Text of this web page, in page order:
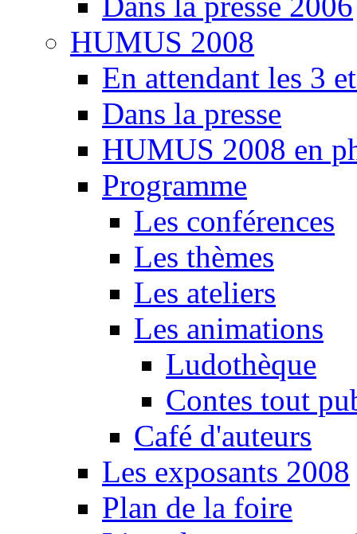
HUMUS 2008
En attendant les 3
Dans la presse
HUMUS 2008 en
Programme
Les conférences
Les thèmes
Les ateliers
Les animations
Ludothèque
Contes tout
Café d'auteurs
Les exposants 2008
Plan de la foire